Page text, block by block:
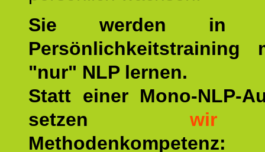
Sie werden in
Persönlichkeitstraining
"nur" NLP lernen.
Statt einer Mono-NLP-
setzen wir
Methodenkompetenz: